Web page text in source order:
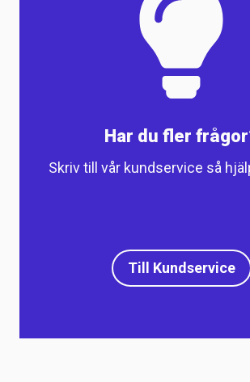
Har du fler
Skriv till vår kundservice så
Till Kundservice